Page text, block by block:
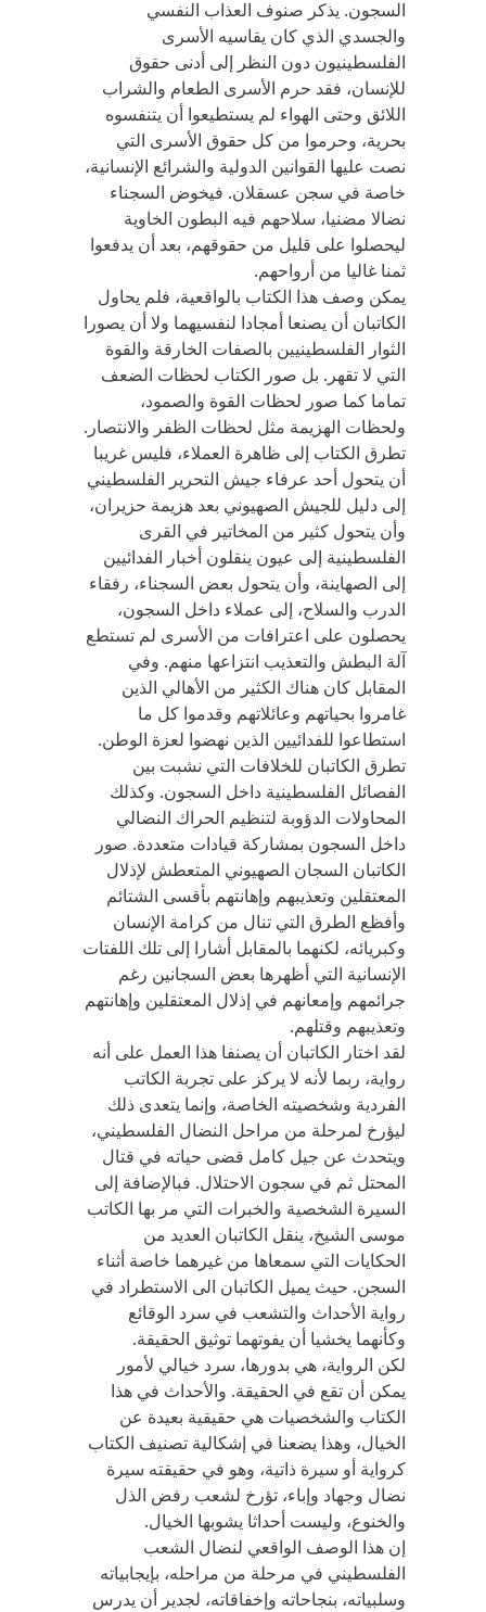
السجون. يذكر صنوف العذاب النفسي
والجسدي الذي كان يقاسيه الأسرى
الفلسطينيون دون النظر إلى أدنى حقوق
للإنسان، فقد حرم الأسرى الطعام والشراب
اللائق وحتى الهواء لم يستطيعوا أن يتنفسوه
بحرية، وحرموا من كل حقوق الأسرى التي
نصت عليها القوانين الدولية والشرائع الإنسانية،
خاصة في سجن عسقلان. فيخوض السجناء
نضالا مضنيا، سلاحهم فيه البطون الخاوية
ليحصلوا على قليل من حقوقهم، بعد أن يدفعوا
ثمنا غاليا من أرواحهم.
يمكن وصف هذا الكتاب بالواقعية، فلم يحاول
الكاتبان أن يصنعا أمجادا لنفسيهما ولا أن يصورا
الثوار الفلسطينيين بالصفات الخارقة والقوة
التي لا تقهر. بل صور الكتاب لحظات الضعف
تماما كما صور لحظات القوة والصمود،
ولحظات الهزيمة مثل لحظات الظفر والانتصار.
تطرق الكتاب إلى ظاهرة العملاء، فليس غريبا
أن يتحول أحد عرفاء جيش التحرير الفلسطيني
إلى دليل للجيش الصهيوني بعد هزيمة حزيران،
وأن يتحول كثير من المخاتير في القرى
الفلسطينية إلى عيون ينقلون أخبار الفدائيين
إلى الصهاينة، وأن يتحول بعض السجناء، رفقاء
الدرب والسلاح، إلى عملاء داخل السجون،
يحصلون على اعترافات من الأسرى لم تستطع
آلة البطش والتعذيب انتزاعها منهم. وفي
المقابل كان هناك الكثير من الأهالي الذين
غامروا بحياتهم وعائلاتهم وقدموا كل ما
استطاعوا للفدائيين الذين نهضوا لعزة الوطن.
تطرق الكاتبان للخلافات التي نشبت بين
الفصائل الفلسطينية داخل السجون. وكذلك
المحاولات الدؤوبة لتنظيم الحراك النضالي
داخل السجون بمشاركة قيادات متعددة. صور
الكاتبان السجان الصهيوني المتعطش لإذلال
المعتقلين وتعذيبهم وإهانتهم بأقسى الشتائم
وأفظع الطرق التي تنال من كرامة الإنسان
وكبريائه، لكنهما بالمقابل أشارا إلى تلك اللفتات
الإنسانية التي أظهرها بعض السجانين رغم
جرائمهم وإمعانهم في إذلال المعتقلين وإهانتهم
وتعذيبهم وقتلهم.
لقد اختار الكاتبان أن يصنفا هذا العمل على أنه
رواية، ربما لأنه لا يركز على تجربة الكاتب
الفردية وشخصيته الخاصة، وإنما يتعدى ذلك
ليؤرخ لمرحلة من مراحل النضال الفلسطيني،
ويتحدث عن جيل كامل قضى حياته في قتال
المحتل ثم في سجون الاحتلال. فبالإضافة إلى
السيرة الشخصية والخبرات التي مر بها الكاتب
موسى الشيخ، ينقل الكاتبان العديد من
الحكايات التي سمعاها من غيرهما خاصة أثناء
السجن. حيث يميل الكاتبان الى الاستطراد في
رواية الأحداث والتشعب في سرد الوقائع
وكأنهما يخشيا أن يفوتهما توثيق الحقيقة.
لكن الرواية، هي بدورها، سرد خيالي لأمور
يمكن أن تقع في الحقيقة. والأحداث في هذا
الكتاب والشخصيات هي حقيقية بعيدة عن
الخيال، وهذا يضعنا في إشكالية تصنيف الكتاب
كرواية أو سيرة ذاتية، وهو في حقيقته سيرة
نضال وجهاد وإباء، تؤرخ لشعب رفض الذل
والخنوع، وليست أحداثا يشوبها الخيال.
إن هذا الوصف الواقعي لنضال الشعب
الفلسطيني في مرحلة من مراحله، بإيجابياته
وسلبياته، بنجاحاته وإخفاقاته، لجدير أن يدرس